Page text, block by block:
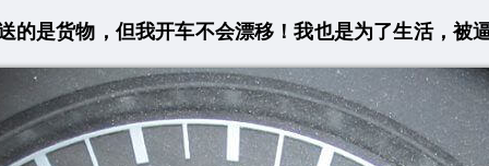
的是货物，但我开车不会漂移！我也是为了生活，被